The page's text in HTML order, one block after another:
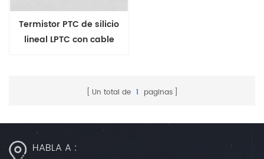
Termistor PTC de silicio
lineal LPTC con cable
Un total de 1 paginas
HABLA A :